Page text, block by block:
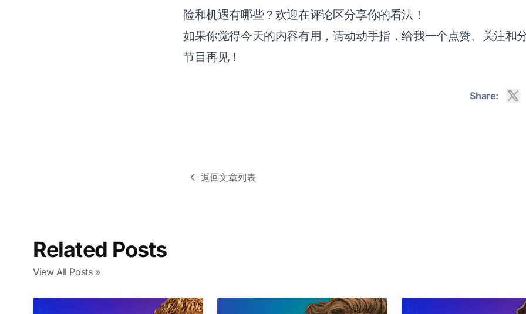
险和机遇有哪些？欢迎在评论区分享你的看法！
如果你觉得今天的内容有用，请动动手指，给我一个点赞、关注和
节目再见！
Share:
返回文章列表
Related Posts
View All Posts »